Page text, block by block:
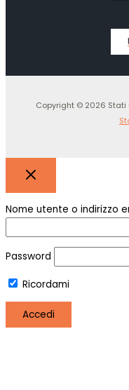
Copyright © 2026 Stati
Nome utente o indirizzo
Password
Ricordami